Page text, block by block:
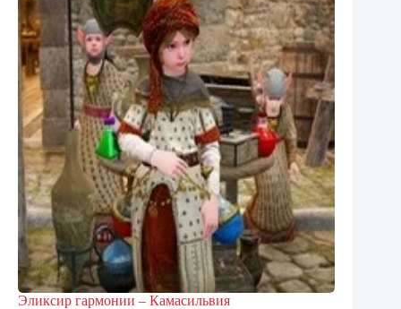
Эликсир гармонии – Камасильвия